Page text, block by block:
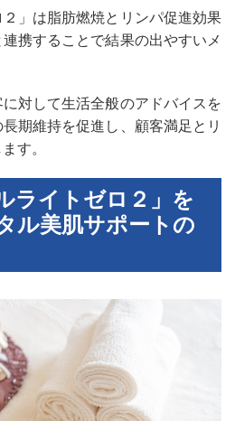
」は脂肪燃焼とリンパ促進効果
携することで結果の出やすいメ
対して生活全般のアドバイスを
期維持を促進し、顧客満足とリ
す。
ライトゼロ２」を
ル美肌サポートの